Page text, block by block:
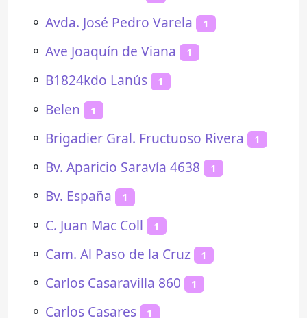
⚬ Avda. José Pedro Varela 1
⚬ Ave Joaquín de Viana 1
⚬ B1824kdo Lanús 1
⚬ Belen 1
⚬ Brigadier Gral. Fructuoso Rivera 1
⚬ Bv. Aparicio Saravía 4638 1
⚬ Bv. España 1
⚬ C. Juan Mac Coll 1
⚬ Cam. Al Paso de la Cruz 1
⚬ Carlos Casaravilla 860 1
⚬ Carlos Casares 1